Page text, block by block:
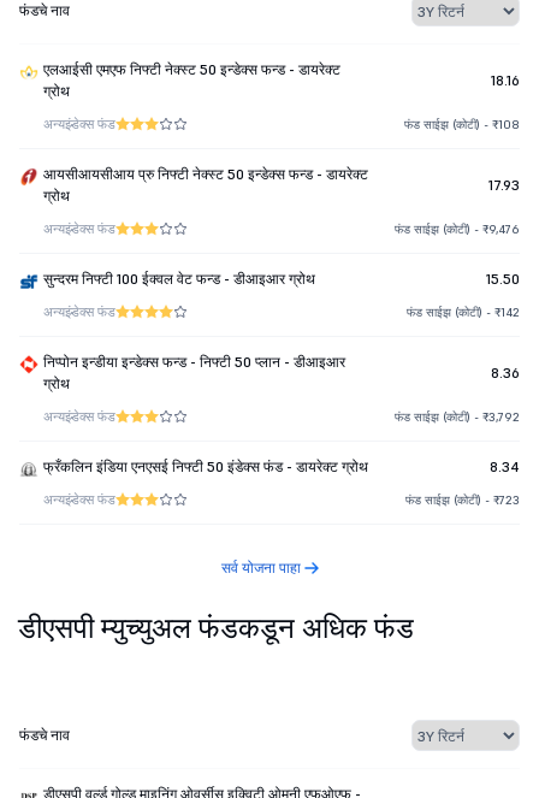
फंडचे नाव
एलआईसी एमएफ निफ्टी नेक्स्ट 50 इन्डेक्स फन्ड - डायरेक्ट
ग्रोथ
18.16
अन्यइंडेक्स फंड फंड साईझ (कोटी) - ₹108
आयसीआयसीआय प्रु निफ्टी नेक्स्ट 50 इन्डेक्स फन्ड - डायरेक्ट
ग्रोथ
17.93
अन्यइंडेक्स फंड फंड साईझ (कोटी) - ₹9,476
सुन्दरम निफ्टी 100 ईक्वल वेट फन्ड - डीआइआर ग्रोथ 15.50
अन्यइंडेक्स फंड फंड साईझ (कोटी) - ₹142
निप्पोन इन्डीया इन्डेक्स फन्ड - निफ्टी 50 प्लान - डीआइआर
ग्रोथ
8.36
अन्यइंडेक्स फंड फंड साईझ (कोटी) - ₹3,792
फ्रँकलिन इंडिया एनएसई निफ्टी 50 इंडेक्स फंड - डायरेक्ट ग्रोथ 8.34
अन्यइंडेक्स फंड फंड साईझ (कोटी) - ₹723
सर्व योजना पाहा
डीएसपी म्युच्युअल फंडकडून अधिक फंड
फंडचे नाव
डीएसपी वर्ल्ड गोल्ड माइनिंग ओवर्सीस इक्विटी ओमनी एफओएफ -